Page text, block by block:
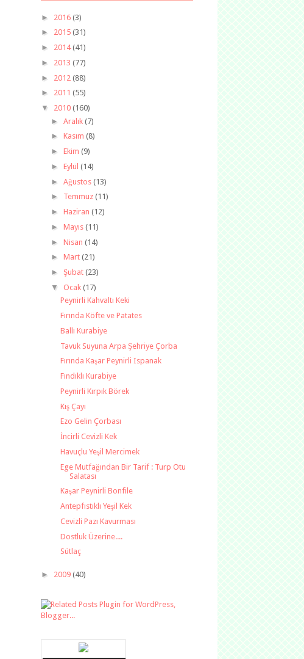
► 2016 (3)
► 2015 (31)
► 2014(41)
► 2013 (77)
► 2012 (88)
► 2011 (55)
▼ 2010 (160)
► Aralık (7)
► Kasım (8)
► Ekim (9)
► Eylül (14)
► Ağustos (13)
► Temmuz (11)
► Haziran (12)
► Mayıs (11)
► Nisan (14)
► Mart (21)
► Şubat (23)
▼ Ocak (17)
Peynirli Kahvaltı Keki
Fırında Köfte ve Patates
Ballı Kurabiye
Tavuk Suyuna Arpa Şehriye Çorba
Fırında Kaşar Peynirli Ispanak
Fındıklı Kurabiye
Peynirli Kırpık Börek
Kış Çayı
Ezo Gelin Çorbası
İncirli Cevizli Kek
Havuçlu Yeşil Mercimek
Ege Mutfağından Bir Tarif : Turp Otu
Salatası
Kaşar Peynirli Bonfile
Antepfıstıklı Yeşil Kek
Cevizli Pazı Kavurması
Dostluk Üzerine....
Sütlaç
► 2009 (40)